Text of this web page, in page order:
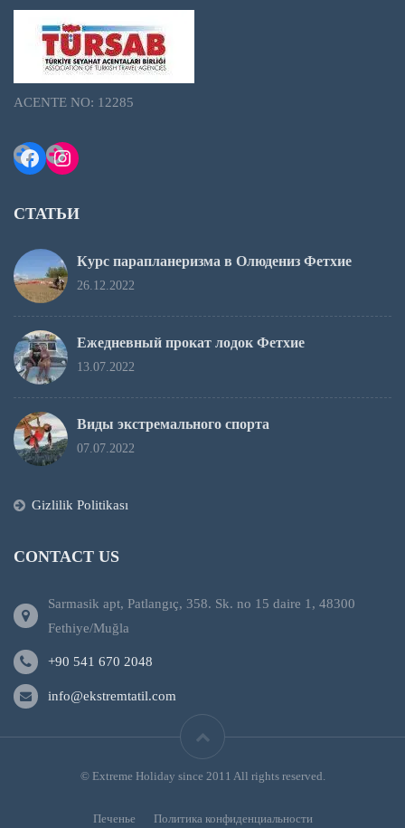
ACENTE NO: 12285
Facebook
Instagram
СТАТЬИ
Курс парапланеризма в Олюдениз Фетхие
26.12.2022
Ежедневный прокат лодок Фетхие
13.07.2022
Виды экстремального спорта
07.07.2022
Gizlilik Politikası
CONTACT US
Sarmasik apt, Patlangıç, 358. Sk. no 15 daire 1, 48300
Fethiye/Muğla
+90 541 670 2048
info@ekstremtatil.com
© Extreme Holiday since 2011 All rights reserved.
Печенье Политика конфиденциальности